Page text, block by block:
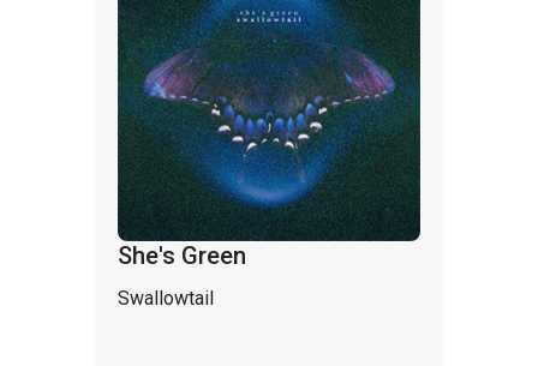
She's Green
Swallowtail